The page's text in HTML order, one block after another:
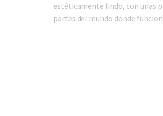
estéticamente lindo, con unas
partes del mundo donde